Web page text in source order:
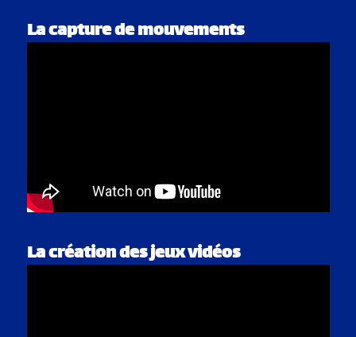
La création des jeux vidéos
La capture de mouvements